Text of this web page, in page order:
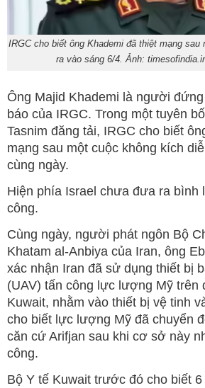
IRGC cho biết ông Khademi đã thiệt mạng
ra vào sáng 6/4. Ảnh:
Ông Majid Khademi là người
báo của IRGC. Trong một tuyên
Tasnim đăng tải, IRGC cho biết
mạng sau một cuộc không kích
cùng ngày.
Hiện phía Israel chưa đưa ra bình
công.
Cùng ngày, người phát ngôn Bộ
Khatam al-Anbiya của Iran, ông
xác nhận Iran đã sử dụng thiết bị
(UAV) tấn công lực lượng Mỹ trên
Kuwait, nhằm vào thiết bị vệ tinh
cho biết lực lượng Mỹ đã chuyển
căn cứ Arifjan sau khi cơ sở này
công.
Bộ Y tế Kuwait trước đó cho biết